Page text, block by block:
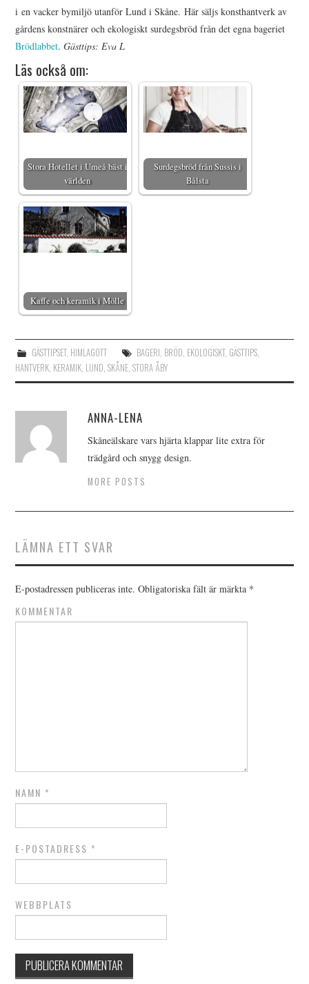
i en vacker bymiljö utanför Lund i Skåne. Här säljs konsthantverk av
gårdens konstnärer och ekologiskt surdegsbröd från det egna bageriet
Brödlabbet.Gästtips: Eva L
Läs också om:
Stora Hotellet i Umeå bäst i
världen
Surdegsbröd från Sussis i
Bålsta
Kaffe och keramik i Mölle
GÄSTTIPSET, HIMLAGOTT BAGERI BRÖD EKOLOGISKT, GÄSTTIPS,
HANTVERK KERAMIK LUND ,SKÅNE ,STORA ÅBY
ANNA-LENA
Skåneälskare vars hjärta klappar lite extra för
trädgård och snygg design.
MORE POSTS
LÄMNA ETT SVAR
E-postadressen publiceras inte. Obligatoriska fält är märkta *
KOMMENTAR
NAMN *
E-POSTADRESS *
WEBBPLATS